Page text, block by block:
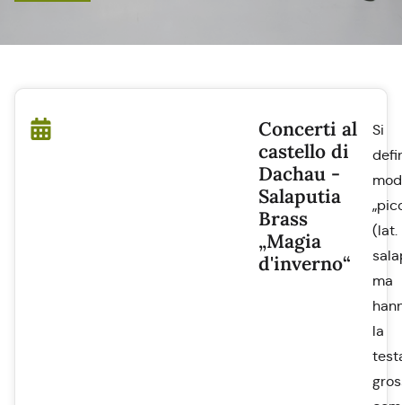
Concerti al
castello di
Dachau -
Salaputia
Brass
„Magia
d'inverno“
Si
(lat.
ma
la